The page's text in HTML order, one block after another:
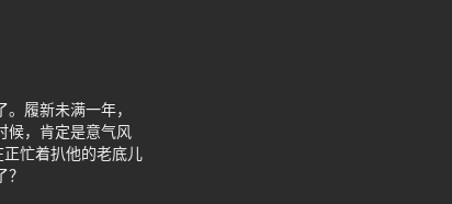
履新未满一年，
候，肯定是意气风
忙着扒他的老底儿